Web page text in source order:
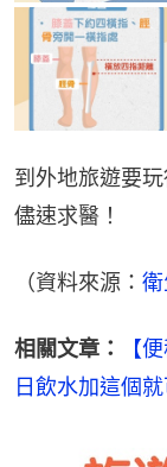
到外地旅遊要
儘速求醫！
（資料來源：
相關文章：
【
日飲水加這個